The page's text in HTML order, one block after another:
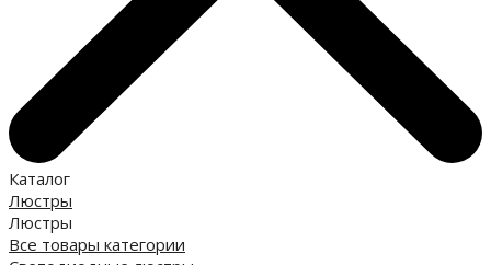
Каталог
Люстры
Люстры
Все товары категории